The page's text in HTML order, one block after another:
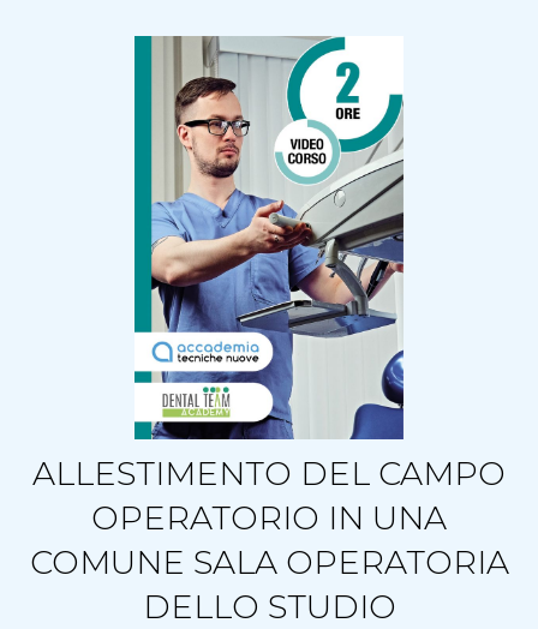
ALLESTIMENTO DEL CAMPO
OPERATORIO IN UNA
COMUNE SALA OPERATORIA
DELLO STUDIO